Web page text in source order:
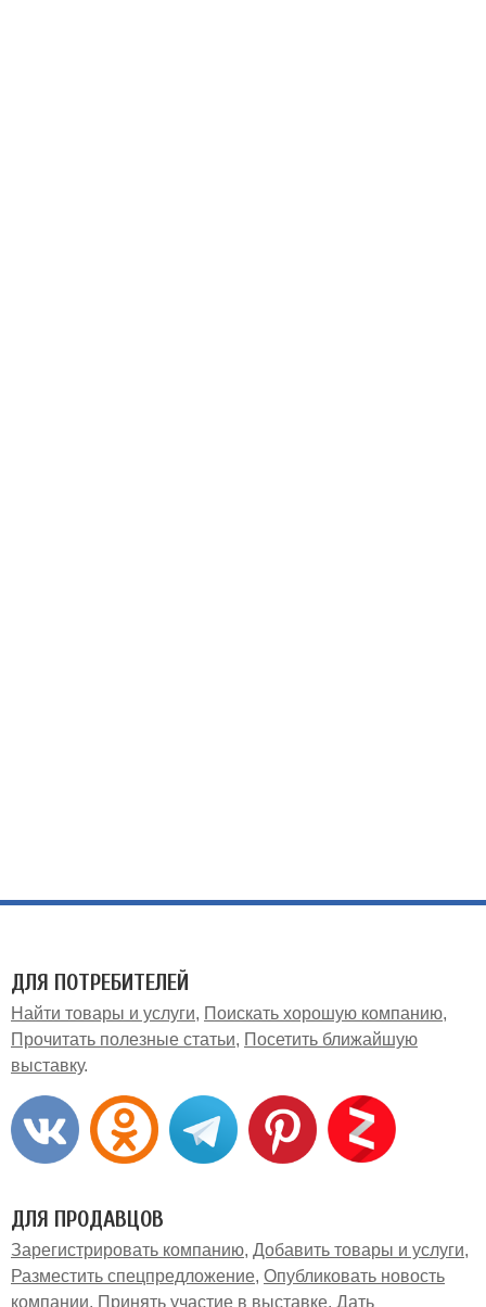
ДЛЯ ПОТРЕБИТЕЛЕЙ
Найти товары и услуги
Поискать хорошую компанию
Прочитать полезные статьи
Посетить ближайшую
выставку
ДЛЯ ПРОДАВЦОВ
Зарегистрировать компанию Добавить товары и услуги
Разместить спецпредложение Опубликовать новость
компании
Принять участие в выставке Дать